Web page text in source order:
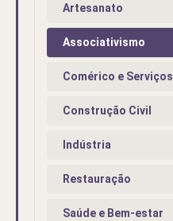
Artesanato
Associativismo
Comérico e Serviços
Construção Civil
Indústria
Restauração
Saúde e Bem-estar